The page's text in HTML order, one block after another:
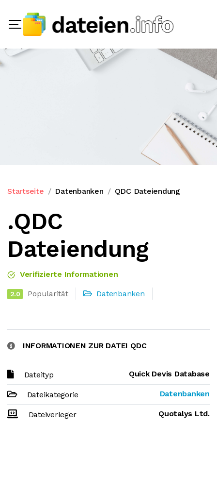
Startseite Datenbanken QDC Dateiendung
.QDC
Dateiendung
Verifizierte Informationen
2.0 Popularität Datenbanken
INFORMATIONEN ZUR DATEI QDC
Dateityp Quick Devis Database
Dateikategorie Datenbanken
Dateiverleger Quotalys Ltd.